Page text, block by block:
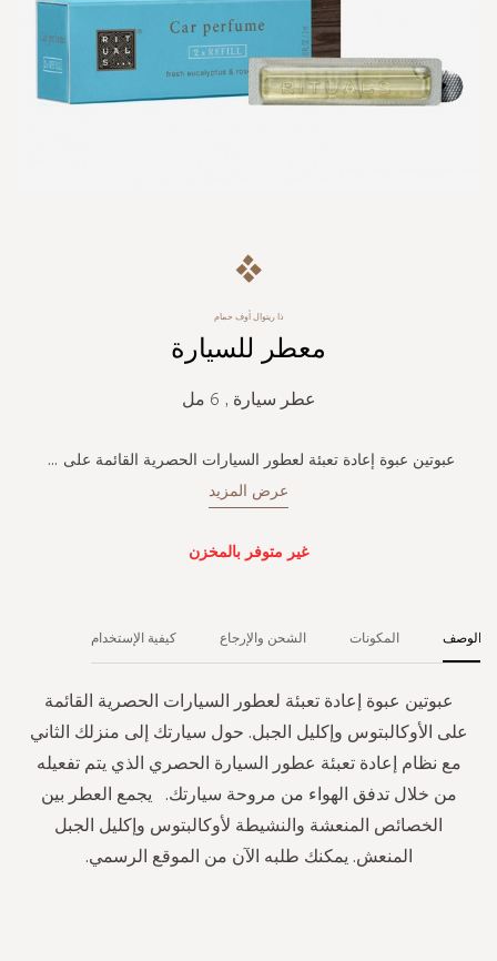
ذا ريتوال أوف حمام
معطر للسيارة
عطر سيارة , 6 مل
عبوتين عبوة إعادة تعبئة لعطور السيارات الحصرية القائمة على ...
عرض المزيد
غير متوفر بالمخزن
الوصف
عبوتين عبوة إعادة تعبئة لعطور السيارات الحصرية القائمة
على الأوكالبتوس وإكليل الجبل. حول سيارتك إلى منزلك الثاني
مع نظام إعادة تعبئة عطور السيارة الحصري الذي يتم تفعيله
من خلال تدفق الهواء من مروحة سيارتك. يجمع العطر بين
الخصائص المنعشة والنشيطة لأوكالبتوس وإكليل الجبل
المنعش. يمكنك طلبه الآن من الموقع الرسمي.
المكونات الشحن والإرجاع كيفية الإستخدام